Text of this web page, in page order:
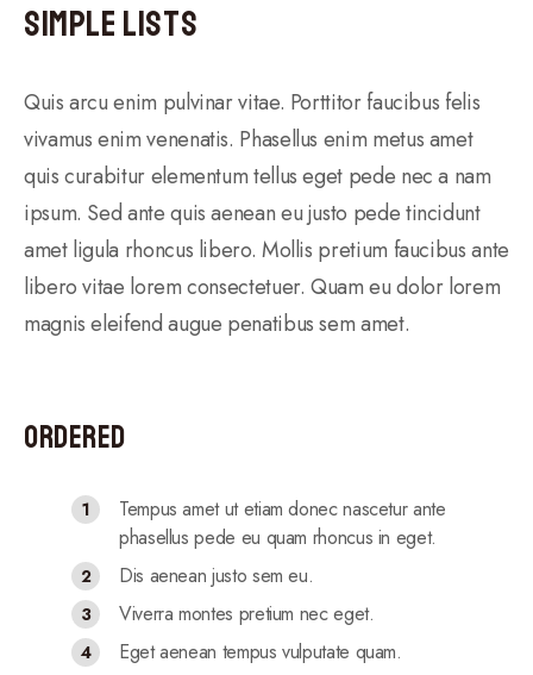
Simple Lists
Quis arcu enim pulvinar vitae. Porttitor faucibus felis
vivamus enim venenatis. Phasellus enim metus amet
quis curabitur elementum tellus eget pede nec a nam
ipsum. Sed ante quis aenean eu justo pede tincidunt
amet ligula rhoncus libero. Mollis pretium faucibus ante
libero vitae lorem consectetuer. Quam eu dolor lorem
magnis eleifend augue penatibus sem amet.
Ordered
Tempus amet ut etiam donec nascetur ante
phasellus pede eu quam rhoncus in eget.
Dis aenean justo sem eu.
Viverra montes pretium nec eget.
Eget aenean tempus vulputate quam.